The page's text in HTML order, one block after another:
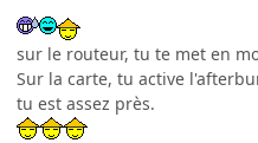
sur le routeur, tu te met en
Sur la carte, tu active
tu est assez près.